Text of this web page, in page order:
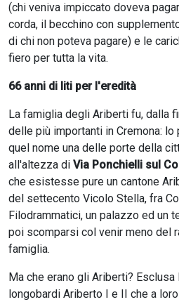
(chi veniva impiccato doveva
corda, il becchino con
di chi non poteva pagare) e le
fiero per tutta la vita.
66 anni di liti per l'eredità
La famiglia degli Ariberti fu, dalla
delle più importanti in Cremona:
quel nome una delle porte della
all'altezza di Via Ponchielli sul
che esistesse pure un cantone
del settecento Vicolo Stella, fra
Filodrammatici, un palazzo ed un
poi scomparsi col venir meno del
famiglia.
Ma che erano gli Ariberti?
longobardi Ariberto I e II che a